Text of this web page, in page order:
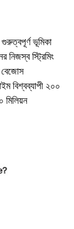
গুরুত্বপূর্ণ ভূমিকা
নিজস্ব স্ট্রিমিং
বেজোস
বিশ্বব্যাপী ২০০
মিলিয়ন